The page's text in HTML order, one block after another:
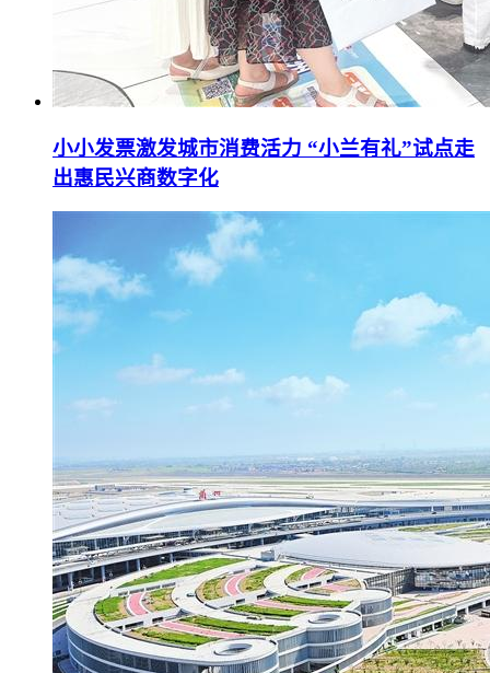
小小发票激发城市消费活力 “小兰有礼”试点走
出惠民兴商数字化